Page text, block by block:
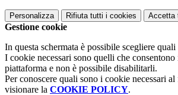
Personalizza Rifiuta tutti i cookies Accetta
Gestione cookie
In questa schermata è possibile scegliere
I cookie necessari sono quelli che
piattaforma e non è possibile disabilitarli.
Per conoscere quali sono i cookie necessari
visionare la COOKIE POLICY.